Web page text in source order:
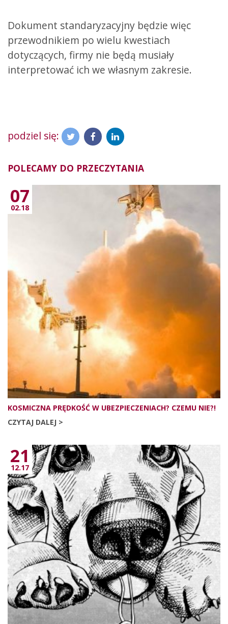
Dokument standaryzacyjny będzie więc
przewodnikiem po wielu kwestiach
dotyczących, firmy nie będą musiały
interpretować ich we własnym zakresie.
podziel się:
POLECAMY DO PRZECZYTANIA
07
02.18
KOSMICZNA PRĘDKOŚĆ W UBEZPIECZENIACH? CZEMU NIE?!
CZYTAJ DALEJ >
21
12.17